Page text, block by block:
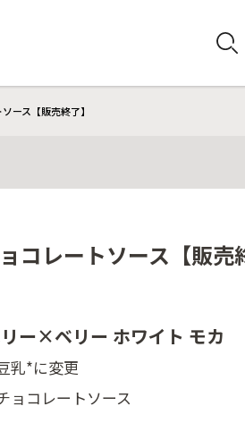
ース【販売終了】
レートソース【販売
ー×ベリー ホワイト モカ
乳*に変更
ョコレートソース